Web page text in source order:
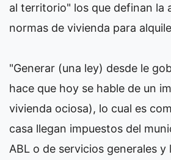
al territorio" los que definan la
normas de vivienda para
"Generar (una ley) desde le
hace que hoy se hable de un
vivienda ociosa), lo cual es
casa llegan impuestos del
ABL o de servicios generales